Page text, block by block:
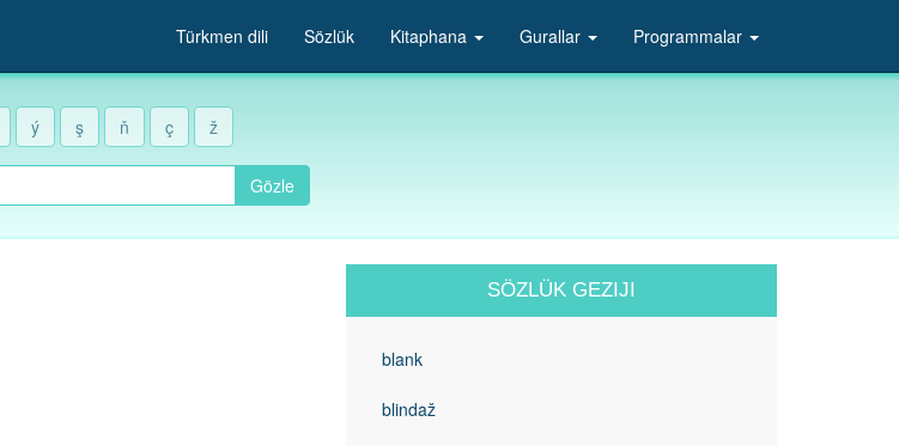
Türkmen dili Sözlük Kitaphana Gurallar Programmalar
ý ş ň ç ž
Gözle
SÖZLÜK GEZIJI
blank
blindaž